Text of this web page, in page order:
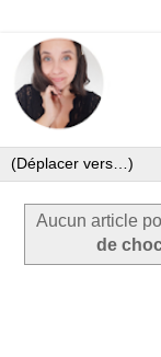
Aucun article
de